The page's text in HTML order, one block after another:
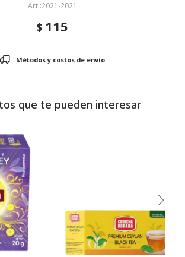
2021-2021
$ 115
Métodos y costos de envío
que te pueden interesar